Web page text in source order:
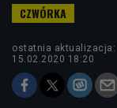
ostatnia aktualizacja:
15.02.2020 18:20